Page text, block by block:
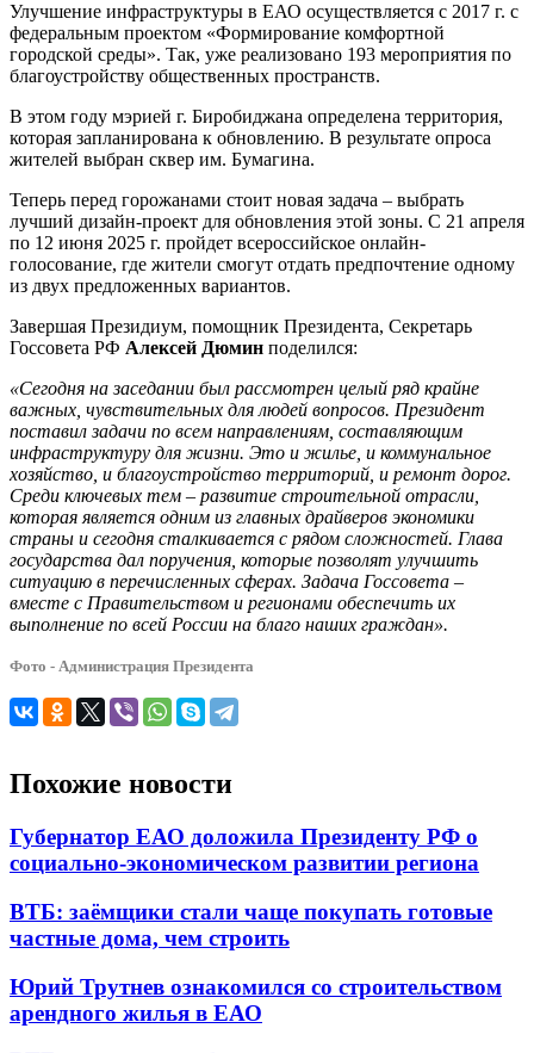
Улучшение инфраструктуры в ЕАО осуществляется с 2017 г. с
федеральным проектом «Формирование комфортной
городской среды». Так, уже реализовано 193 мероприятия по
благоустройству общественных пространств.
В этом году мэрией г. Биробиджана определена территория,
которая запланирована к обновлению. В результате опроса
жителей выбран сквер им. Бумагина.
Теперь перед горожанами стоит новая задача – выбрать
лучший дизайн-проект для обновления этой зоны. С 21 апреля
по 12 июня 2025 г. пройдет всероссийское онлайн-
голосование, где жители смогут отдать предпочтение одному
из двух предложенных вариантов.
Завершая Президиум, помощник Президента, Секретарь
Госсовета РФ Алексей Дюмин поделился:
«Сегодня на заседании был рассмотрен целый ряд крайне
важных, чувствительных для людей вопросов. Президент
поставил задачи по всем направлениям, составляющим
инфраструктуру для жизни. Это и жилье, и коммунальное
хозяйство, и благоустройство территорий, и ремонт дорог.
Среди ключевых тем – развитие строительной отрасли,
которая является одним из главных драйверов экономики
страны и сегодня сталкивается с рядом сложностей. Глава
государства дал поручения, которые позволят улучшить
ситуацию в перечисленных сферах. Задача Госсовета –
вместе с Правительством и регионами обеспечить их
выполнение по всей России на благо наших граждан».
Фото - Администрация Президента
Похожие новости
Губернатор ЕАО доложила Президенту РФ о
социально-экономическом развитии региона
ВТБ: заёмщики стали чаще покупать готовые
частные дома, чем строить
Юрий Трутнев ознакомился со строительством
арендного жилья в ЕАО